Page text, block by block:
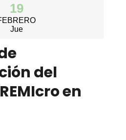
19
Jue
del
en